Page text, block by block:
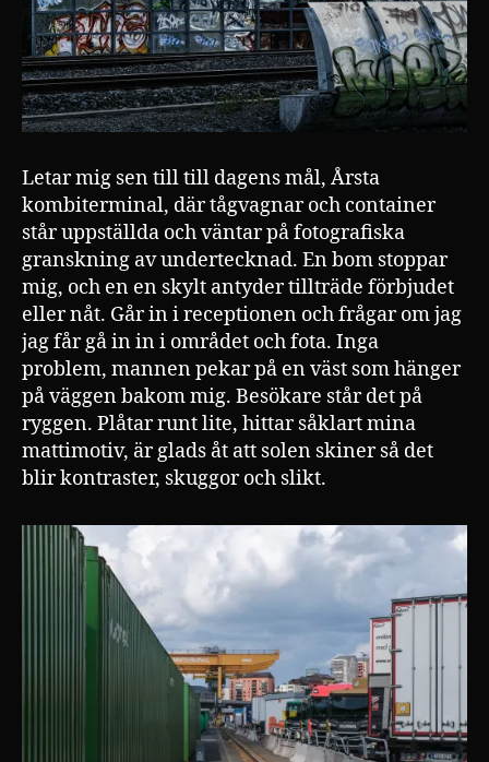
Letar mig sen till till dagens mål, Årsta
kombiterminal, där tågvagnar och container
står uppställda och väntar på fotografiska
granskning av undertecknad. En bom stoppar
mig, och en en skylt antyder tillträde förbjudet
eller nåt. Går in i receptionen och frågar om jag
jag får gå in in i området och fota. Inga
problem, mannen pekar på en väst som hänger
på väggen bakom mig. Besökare står det på
ryggen. Plåtar runt lite, hittar såklart mina
mattimotiv, är glads åt att solen skiner så det
blir kontraster, skuggor och slikt.